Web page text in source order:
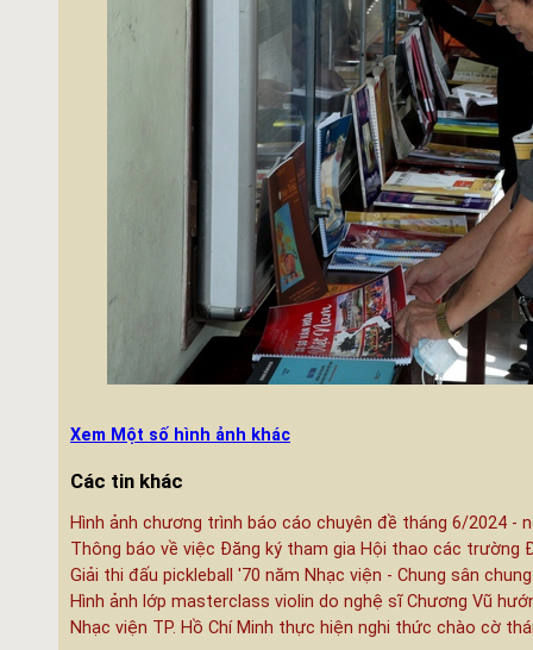
Xem Một số hình ảnh khác
Các tin khác
Hình ảnh chương trình báo cáo chuyên đề tháng 6/2024 -
Thông báo về việc Đăng ký tham gia Hội thao các trường
Giải thi đấu pickleball '70 năm Nhạc viện - Chung sân
Hình ảnh lớp masterclass violin do nghệ sĩ Chương Vũ
Nhạc viện TP. Hồ Chí Minh thực hiện nghi thức chào cờ